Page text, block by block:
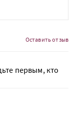
Оставить отзыв
первым, кто